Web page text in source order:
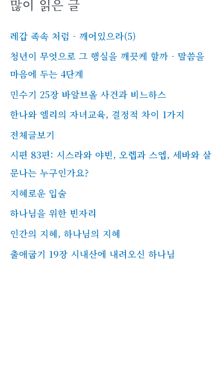
많이 읽은 글
레갑 족속 처럼 - 깨어있으라(5)
청년이 무엇으로 그 행실을 깨끗케 할까 - 말씀을
마음에 두는 4단계
민수기 25장 바알브올 사건과 비느하스
한나와 엘리의 자녀교육, 결정적 차이 1가지
전체글보기
시편 83편: 시스라와 야빈, 오렙과 스엡, 세바와 살
문나는 누구인가요?
지혜로운 입술
하나님을 위한 빈자리
인간의 지혜, 하나님의 지혜
출애굽기 19장 시내산에 내려오신 하나님